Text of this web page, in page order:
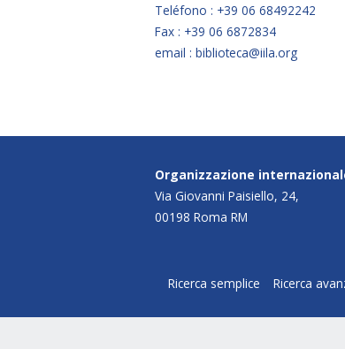
Teléfono : +39 06 68492242
Fax : +39 06 6872834
email : biblioteca@iila.org
Organizzazione
Via Giovanni Paisiello, 24,
00198 Roma RM
Ricerca semplice Ricerca